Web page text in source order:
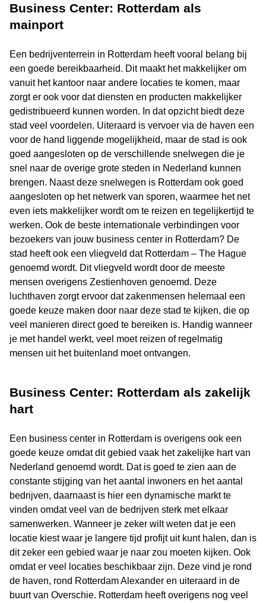
Business Center: Rotterdam als
mainport
Een bedrijventerrein in Rotterdam heeft vooral belang bij
een goede bereikbaarheid. Dit maakt het makkelijker om
vanuit het kantoor naar andere locaties te komen, maar
zorgt er ook voor dat diensten en producten makkelijker
gedistribueerd kunnen worden. In dat opzicht biedt deze
stad veel voordelen. Uiteraard is vervoer via de haven een
voor de hand liggende mogelijkheid, maar de stad is ook
goed aangesloten op de verschillende snelwegen die je
snel naar de overige grote steden in Nederland kunnen
brengen. Naast deze snelwegen is Rotterdam ook goed
aangesloten op het netwerk van sporen, waarmee het net
even iets makkelijker wordt om te reizen en tegelijkertijd te
werken. Ook de beste internationale verbindingen voor
bezoekers van jouw business center in Rotterdam? De
stad heeft ook een vliegveld dat Rotterdam – The Hague
genoemd wordt. Dit vliegveld wordt door de meeste
mensen overigens Zestienhoven genoemd. Deze
luchthaven zorgt ervoor dat zakenmensen helemaal een
goede keuze maken door naar deze stad te kijken, die op
veel manieren direct goed te bereiken is. Handig wanneer
je met handel werkt, veel moet reizen of regelmatig
mensen uit het buitenland moet ontvangen.
Business Center: Rotterdam als zakelijk
hart
Een business center in Rotterdam is overigens ook een
goede keuze omdat dit gebied vaak het zakelijke hart van
Nederland genoemd wordt. Dat is goed te zien aan de
constante stijging van het aantal inwoners en het aantal
bedrijven, daarnaast is hier een dynamische markt te
vinden omdat veel van de bedrijven sterk met elkaar
samenwerken. Wanneer je zeker wilt weten dat je een
locatie kiest waar je langere tijd profijt uit kunt halen, dan is
dit zeker een gebied waar je naar zou moeten kijken. Ook
omdat er veel locaties beschikbaar zijn. Deze vind je rond
de haven, rond Rotterdam Alexander en uiteraard in de
buurt van Overschie. Rotterdam heeft overigens nog veel